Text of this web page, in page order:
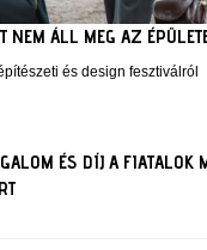
NEM ÁLL MEG AZ
és design fesztiválról
ÉS DÍJ A FIATALOK